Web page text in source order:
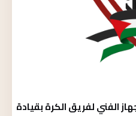
الفني لفريق الكرة بقيادة